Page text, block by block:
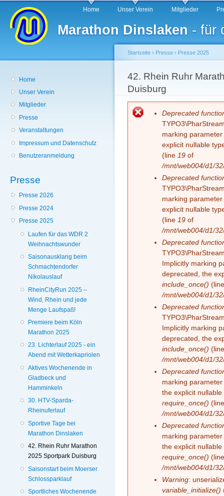
Marathon Dinslaken - für
Hauptmenü Home Unser Verein Mitglieder
Home
Unser Verein
Mitglieder
Presse
Veranstaltungen
Impressum und Datenschutz
Benutzeranmeldung
Presse
Presse 2026
Presse 2024
Presse 2025
Laufen für das WDR 2
Weihnachtswunder
Saisonausklang beim
Schmachtendorfer
Nikolauslauf
RheinCityRun 2025 –
Wind, Rhein und jede
Menge Laufspaß!
Premiere beim Köln
Marathon 2025
23. Lichterlauf 2025 - ein
Abend mit Wetterkapriolen
Aktives Wochenende in
Gladbeck und
Hamminkeln
30. HTV-Sparda-
Rheinuferlauf
Sportive Tage bei
Marathon Dinslaken
42. Rhein Ruhr Marathon
2025 Sportpark Duisburg
Saisonstart beim Moerser
Schlossparklauf
Sportliches Wochenende
Sie sind hier
Startseite › Presse › Presse 2025
42. Rhein Ruhr
Duisburg
Fehlermeldung
Deprecated
marking
explicit nullable
(line 19 of
/mnt/web004/d1/
Deprecated
marking
explicit nullable
(line 19 of
/mnt/web004/d1/
Deprecated
Implicitly marking
deprecated, the
include_once()
/mnt/web004/d1/
Deprecated
Implicitly marking
deprecated, the
include_once()
/mnt/web004/d1/
Deprecated
marking
the explicit
require_once()
/mnt/web004/d1/
Deprecated
marking
the explicit
require_once()
/mnt/web004/d1/
Warning:
variable_initialize()